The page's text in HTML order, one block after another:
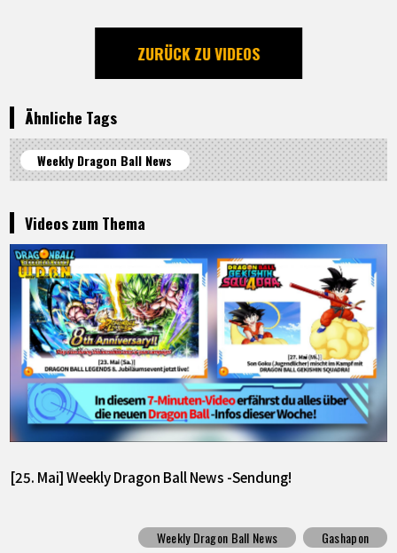
ZURÜCK ZU VIDEOS
Ähnliche Tags
Weekly Dragon Ball News
Videos zum Thema
[25. Mai] Weekly Dragon Ball News -Sendung!
Weekly Dragon Ball News
Gashapon